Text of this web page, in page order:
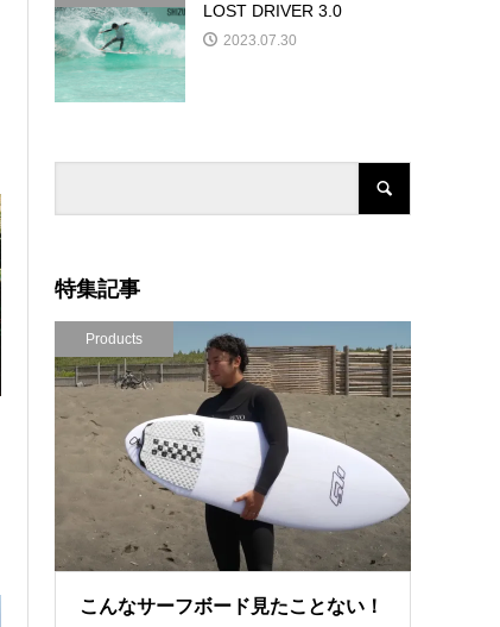
LOST DRIVER 3.0
2023.07.30
特集記事
Products
こんなサーフボード見たことない！